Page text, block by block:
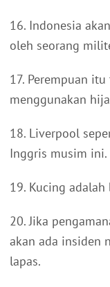
16. Indonesia
oleh seorang
17. Perempuan
menggunakan
18. Liverpool
Inggris musim ini.
19. Kucing
20. Jika
akan ada insiden
lapas.